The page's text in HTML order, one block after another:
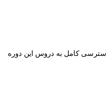
کامل به دروس این دوره